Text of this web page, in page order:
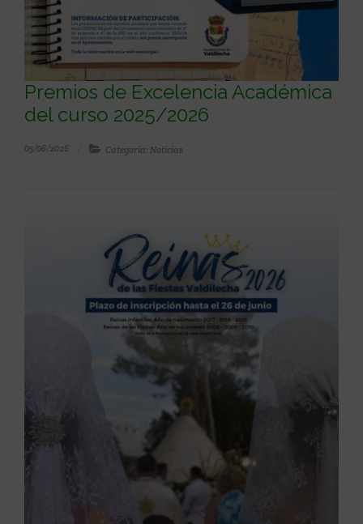
Premios de Excelencia Académica
del curso 2025/2026
05/06/2026 Categoría: Noticias